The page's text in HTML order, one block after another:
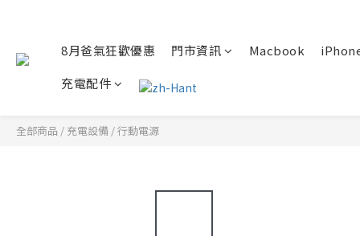
8月爸氣狂歡優惠 門市資訊 Macbook
充電配件
全部商品 / 充電設備 /行動電源